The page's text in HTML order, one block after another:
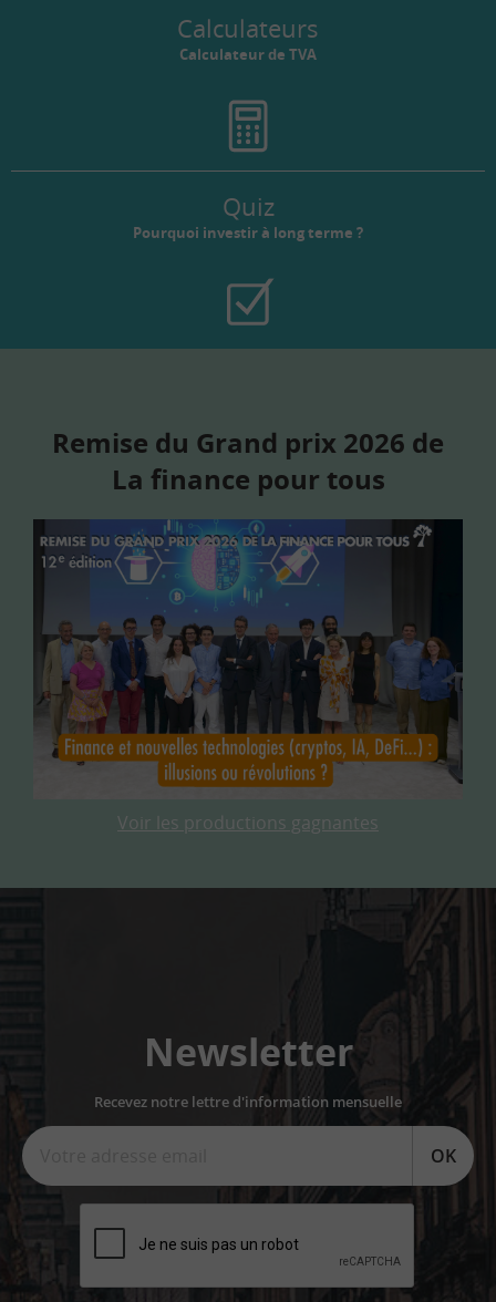
Calculateurs
Calculateur de TVA
Quiz
Pourquoi investir à long terme ?
Remise du Grand prix 2026 de
La finance pour tous
Voir les productions gagnantes
Newsletter
Recevez notre lettre d'information mensuelle
OK